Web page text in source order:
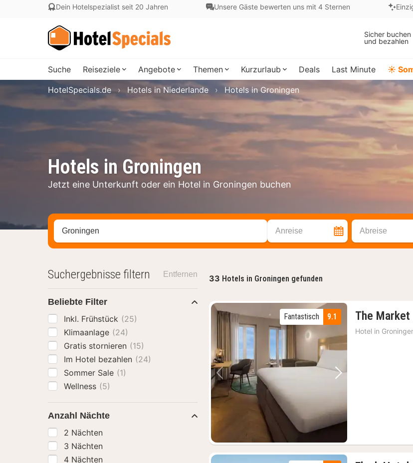
Dein Hotelspezialist seit 20 Jahren Unsere Gäste bewerten uns mit 4 Sternen
Sicher buchen
und bezahlen
Suche Reiseziele Angebote Themen Kurzurlaub Deals Last Minute ☀️
Hotels in Groningen
Jetzt eine Unterkunft oder ein Hotel in Groningen buchen
HotelSpecials.de Hotels in Niederlande Hotels in Groningen
Stadt, Region oder Hotel suchen Anreise Abreise
33 Hotels in Groningen gefunden
Vorheriges Bild Nächstes Bild
9.1
Fantastisch The Market
Hotel in
Suchergebnisse filtern Entfernen
Beliebte Filter
Inkl. Frühstück (25)
Klimaanlage (24)
Gratis stornieren (15)
Im Hotel bezahlen (24)
Sommer Sale (1)
Wellness (5)
Anzahl Nächte
2 Nächten
3 Nächten
4 Nächten